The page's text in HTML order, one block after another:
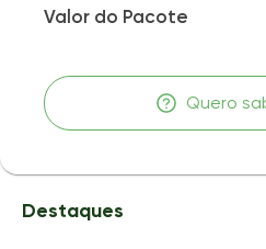
Valor do Pacote
Quero
Destaques